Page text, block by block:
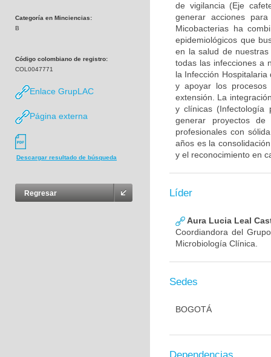
Categoría en Minciencias:
B
Código colombiano de registro:
COL0047771
Enlace GrupLAC
Página externa
Descargar resultado de búsqueda
Regresar
de vigilancia (Eje
generar acciones
Micobacterias ha
epidemiológicos que
en la salud de
todas las infecciones a
la Infección
y apoyar los
extensión. La
y clínicas (Infectología
generar proyectos
profesionales con
años es la
y el reconocimiento en
Líder
Aura Lucia Leal
Coordiandora del
Microbiología Clínica.
Sedes
BOGOTÁ